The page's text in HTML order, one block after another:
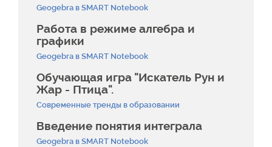
Geogebra в SMART Notebook
Работа в режиме алгебра и
графики
Geogebra в SMART Notebook
Обучающая игра "Искатель Рун и
Жар - Птица".
Современные тренды в образовании
Введение понятия интеграла
Geogebra в SMART Notebook